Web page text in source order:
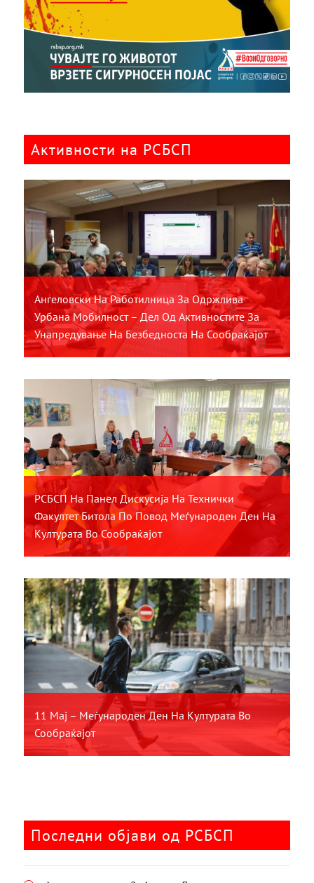
Активности на РСБСП
Ангеловски На Работилница За Одржлива
Урбана Мобилност – Дел Од Активностите За
Унапредување На Безбедноста На Сообраќајот
РСБСП На Панел Дискусија На Технички
Факултет Битола По Повод Меѓународен Ден На
Културата Во Сообраќајот
11 Мај – Меѓународен Ден На Културата Во
Сообраќајот
Последни објави од РСБСП